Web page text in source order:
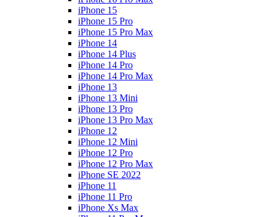
iPhone 15
iPhone 15 Pro
iPhone 15 Pro Max
iPhone 14
iPhone 14 Plus
iPhone 14 Pro
iPhone 14 Pro Max
iPhone 13
iPhone 13 Mini
iPhone 13 Pro
iPhone 13 Pro Max
iPhone 12
iPhone 12 Mini
iPhone 12 Pro
iPhone 12 Pro Max
iPhone SE 2022
iPhone 11
iPhone 11 Pro
iPhone Xs Max